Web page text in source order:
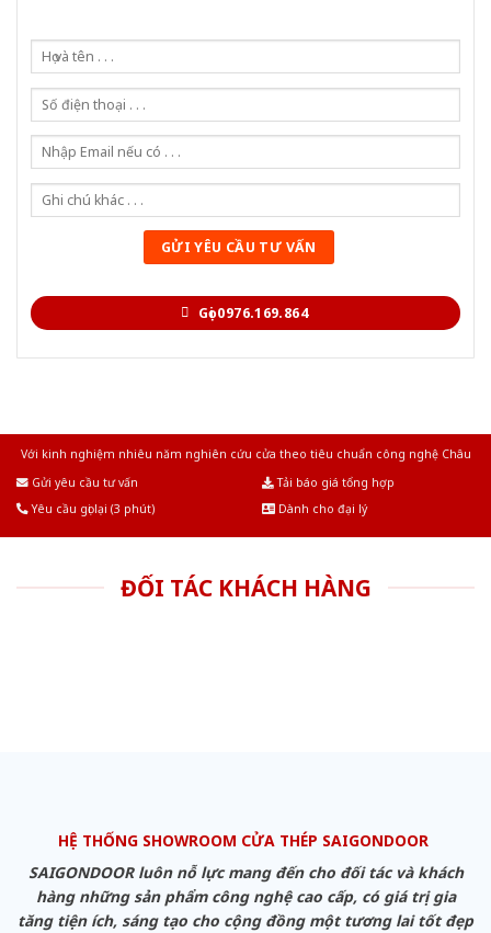
Gọi 0976.169.864
Với kinh nghiệm nhiêu năm nghiên cứu cửa theo tiêu chuẩn công nghệ Châu
Gửi yêu cầu tư vấn
Tải báo giá tổng hợp
Yêu cầu gọi lại (3 phút)
Dành cho đại lý
ĐỐI TÁC KHÁCH HÀNG
HỆ THỐNG SHOWROOM CỬA THÉP SAIGONDOOR
SAIGONDOOR luôn nỗ lực mang đến cho đối tác và khách
hàng những sản phẩm công nghệ cao cấp, có giá trị gia
tăng tiện ích, sáng tạo cho cộng đồng một tương lai tốt đẹp